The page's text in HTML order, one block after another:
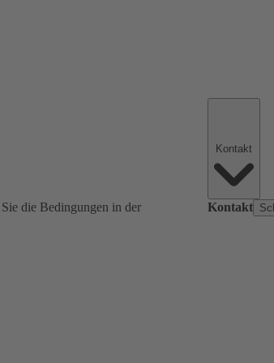
die Bedingungen in der
Kontakt